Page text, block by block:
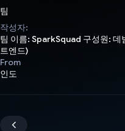
팀
작성자:
팀 이름: SparkSquad 구성원: 데
트엔드)
From
인도